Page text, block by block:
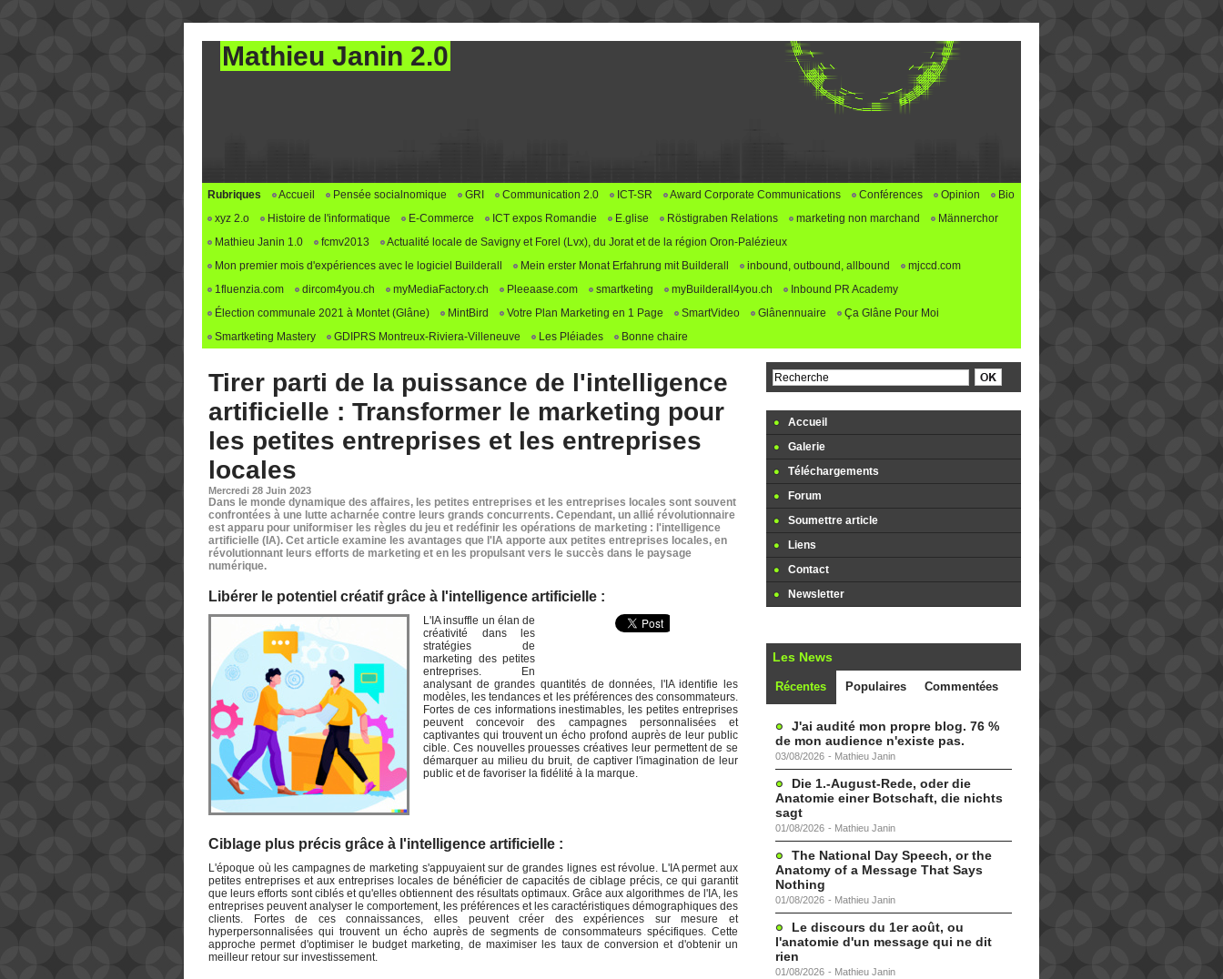
Mathieu Janin 2.0
Rubriques Accueil Pensée socialnomique GRI Communication 2.0 ICT-SR Award Corporate Communications Conférences Opinion
Bio
xyz 2.o
Histoire de l'informatique E-Commerce ICT expos Romandie E.glise Röstigraben Relations marketing non marchand
Männerchor
Mathieu Janin 1.0
fcmv2013
Actualité locale de Savigny et Forel (Lvx), du Jorat et de la région Oron-Palézieux
Mon premier mois d'expériences avec le logiciel Builderall
Mein erster Monat Erfahrung mit Builderall inbound, outbound, allbound
mjccd.com
1fluenzia.com
dircom4you.ch myMediaFactory.ch Pleeaase.com smartketing myBuilderall4you.ch
Inbound PR Academy
Élection communale 2021 à Montet (Glâne)
MintBird Votre Plan Marketing en 1 Page SmartVideo Glânennuaire
Ça Glâne Pour Moi
Smartketing Mastery
GDIPRS Montreux-Riviera-Villeneuve Les Pléiades Bonne chaire
Tirer parti de la puissance de l'intelligence
artificielle : Transformer le marketing pour
les petites entreprises et les entreprises
locales
Mercredi 28 Juin 2023
Dans le monde dynamique des affaires, les petites entreprises et les entreprises locales sont souvent
confrontées à une lutte acharnée contre leurs grands concurrents. Cependant, un allié révolutionnaire
est apparu pour uniformiser les règles du jeu et redéfinir les opérations de marketing : l'intelligence
artificielle (IA). Cet article examine les avantages que l'IA apporte aux petites entreprises locales, en
révolutionnant leurs efforts de marketing et en les propulsant vers le succès dans le paysage
numérique.
Libérer le potentiel créatif grâce à l'intelligence artificielle :
L'IA insuffle un élan de
créativité dans les
stratégies de
marketing des petites
entreprises. En
analysant de grandes quantités de données, l'IA identifie les
modèles, les tendances et les préférences des consommateurs.
Fortes de ces informations inestimables, les petites entreprises
peuvent concevoir des campagnes personnalisées et
captivantes qui trouvent un écho profond auprès de leur public
cible. Ces nouvelles prouesses créatives leur permettent de se
démarquer au milieu du bruit, de captiver l'imagination de leur
public et de favoriser la fidélité à la marque.
Ciblage plus précis grâce à l'intelligence artificielle :
L'époque où les campagnes de marketing s'appuyaient sur de grandes lignes est révolue. L'IA permet aux
petites entreprises et aux entreprises locales de bénéficier de capacités de ciblage précis, ce qui garantit
que leurs efforts sont ciblés et qu'elles obtiennent des résultats optimaux. Grâce aux algorithmes de l'IA, les
entreprises peuvent analyser le comportement, les préférences et les caractéristiques démographiques des
clients. Fortes de ces connaissances, elles peuvent créer des expériences sur mesure et
hyperpersonnalisées qui trouvent un écho auprès de segments de consommateurs spécifiques. Cette
approche permet d'optimiser le budget marketing, de maximiser les taux de conversion et d'obtenir un
meilleur retour sur investissement.
Accueil
Galerie
Téléchargements
Forum
Soumettre article
Liens
Contact
Newsletter
Les News
Récentes Populaires Commentées
J'ai audité mon propre blog. 76 %
de mon audience n'existe pas.
03/08/2026 - Mathieu Janin
Die 1.-August-Rede, oder die
Anatomie einer Botschaft, die nichts
sagt
01/08/2026 - Mathieu Janin
The National Day Speech, or the
Anatomy of a Message That Says
Nothing
01/08/2026 - Mathieu Janin
Le discours du 1er août, ou
l'anatomie d'un message qui ne dit
rien
01/08/2026 - Mathieu Janin